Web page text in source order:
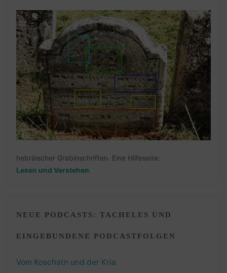
hebräischer Grabinschriften. Eine Hilfeseite:
Lesen und Verstehen
NEUE PODCASTS: TACHELES UND
EINGEBUNDENE PODCASTFOLGEN
Vom Koschatn und der Kria